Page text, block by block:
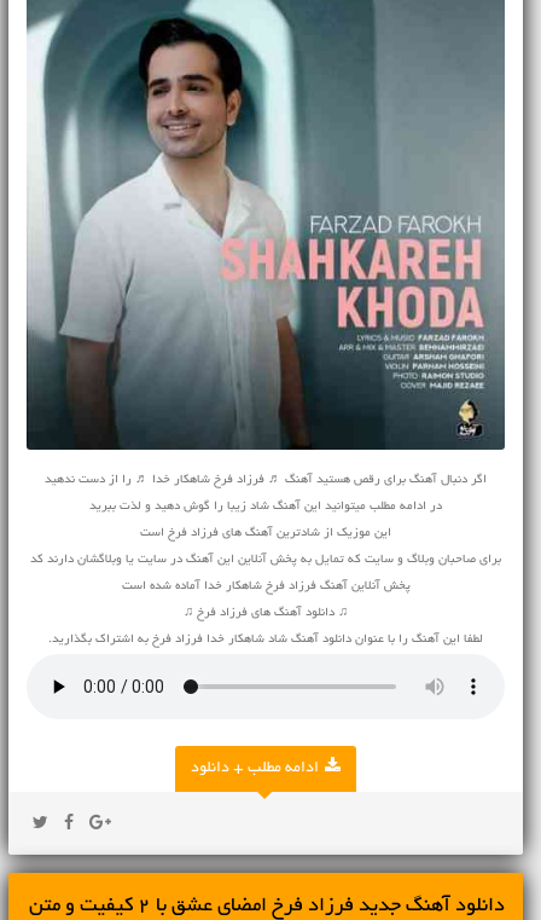
اگر دنبال آهنگ برای رقص هستید آهنگ ♬ فرزاد فرخ شاهکار خدا ♬ را از دست ندهید
در ادامه مطلب میتوانید این آهنگ شاد زیبا را گوش دهید و لذت ببرید
این موزیک از شادترین آهنگ های فرزاد فرخ است
برای صاحبان وبلاگ و سایت که تمایل به پخش آنلاین این آهنگ در سایت یا وبلاگشان دارند کد
پخش آنلاین آهنگ فرزاد فرخ شاهکار خدا آماده شده است
♫ دانلود آهنگ های فرزاد فرخ ♫
لطفا این آهنگ را با عنوان دانلود آهنگ شاد شاهکار خدا فرزاد فرخ به اشتراک بگذارید.
ادامه مطلب + دانلود
دانلود آهنگ جديد فرزاد فرخ امضای عشق با 2 کیفیت و متن